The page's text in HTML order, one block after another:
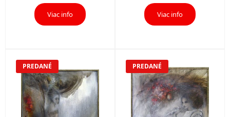
Viac info Viac info
PREDANÉ PREDANÉ